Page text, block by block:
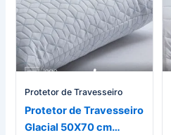
Protetor de Travesseiro
Protetor de Travesseiro
Glacial 50X70 cm